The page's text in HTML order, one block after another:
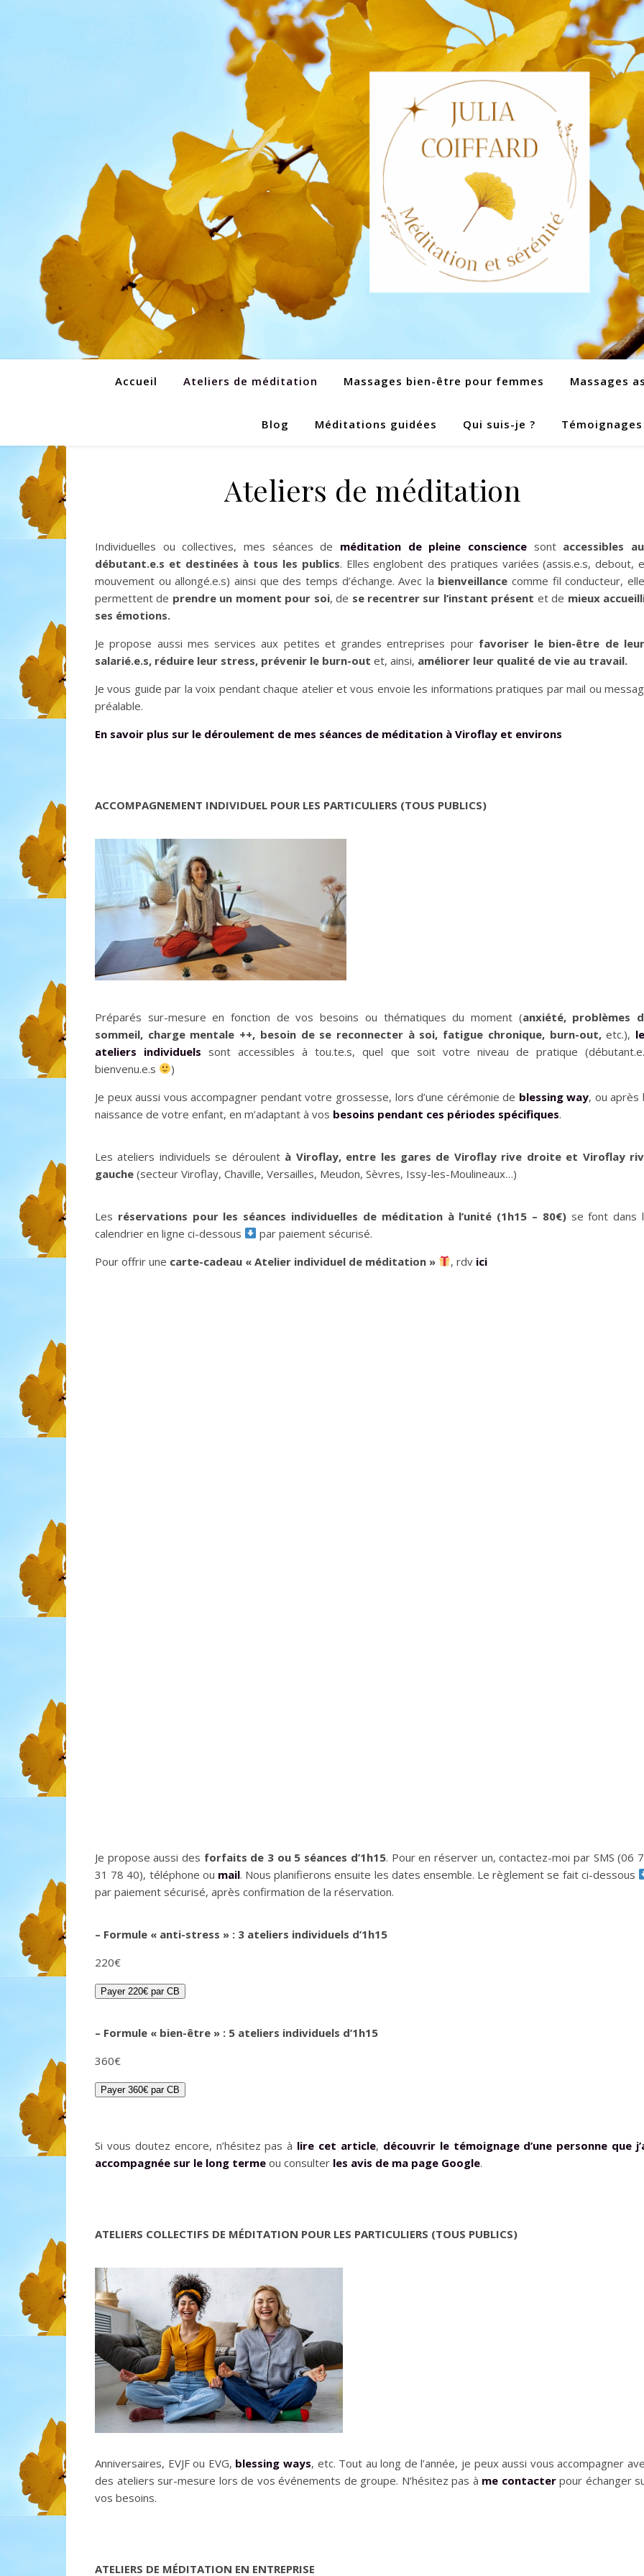
Accueil Ateliers de méditation Massages bien-être pour femmes Massages
Blog Méditations guidées Qui suis-je ? Témoignages
Ateliers de méditation
Individuelles ou collectives, mes séances de méditation de pleine conscience sont accessibles
débutant.e.s et destinées à tous les publics. Elles englobent des pratiques variées (assis.e.s, debout,
mouvement ou allongé.e.s) ainsi que des temps d’échange. Avec la bienveillance comme fil conducteur,
permettent de prendre un moment pour soi, de se recentrer sur l’instant présent et de mieux
ses émotions.
Je propose aussi mes services aux petites et grandes entreprises pour favoriser le bien-être de
salarié.e.s, réduire leur stress, prévenir le burn-out et, ainsi, améliorer leur qualité de vie au travail.
Je vous guide par la voix pendant chaque atelier et vous envoie les informations pratiques par mail ou
préalable.
En savoir plus sur le déroulement de mes séances de méditation à Viroflay et environs
ACCOMPAGNEMENT INDIVIDUEL POUR LES PARTICULIERS (TOUS PUBLICS)
Préparés sur-mesure en fonction de vos besoins ou thématiques du moment (anxiété, problèmes
sommeil, charge mentale ++, besoin de se reconnecter à soi, fatigue chronique, burn-out,etc.),
ateliers individuels sont accessibles à tou.te.s, quel que soit votre niveau de pratique
bienvenu.e.s
)
Je peux aussi vous accompagner pendant votre grossesse, lors d’une cérémonie de blessing way, ou après
naissance de votre enfant, en m’adaptant à vos besoins pendant ces périodes spécifiques.
Les ateliers individuels se déroulent à Viroflay, entre les gares de Viroflay rive droite et Viroflay
gauche (secteur Viroflay, Chaville, Versailles, Meudon, Sèvres, Issy-les-Moulineaux…)
Les réservations pour les séances individuelles de méditation à l’unité (1h15 – 80€)se font dans
calendrier en ligne ci-dessous
par paiement sécurisé.
Pour offrir une carte-cadeau « Atelier individuel de méditation » , rdv ici
Je propose aussi des forfaits de 3 ou 5 séances d’1h15. Pour en réserver un, contactez-moi par SMS (06
31 78 40), téléphone ou mail. Nous planifierons ensuite les dates ensemble. Le règlement se fait ci-dessous
par paiement sécurisé, après confirmation de la réservation.
– Formule « anti-stress » : 3 ateliers individuels d’1h15
220€
Payer 220€ par CB
– Formule « bien-être » : 5 ateliers individuels d’1h15
360€
Payer 360€ par CB
Si vous doutez encore, n’hésitez pas à lire cet article, découvrir le témoignage d’une personne que
accompagnée sur le long terme ou consulter les avis de ma page Google.
ATELIERS COLLECTIFS DE MÉDITATION POUR LES PARTICULIERS (TOUS PUBLICS)
Anniversaires, EVJF ou EVG, blessing ways, etc. Tout au long de l’année, je peux aussi vous accompagner
des ateliers sur-mesure lors de vos événements de groupe. N’hésitez pas à me contacterpour échanger
vos besoins.
ATELIERS DE MÉDITATION EN ENTREPRISE